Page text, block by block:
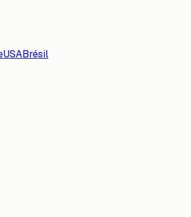
USABrésil